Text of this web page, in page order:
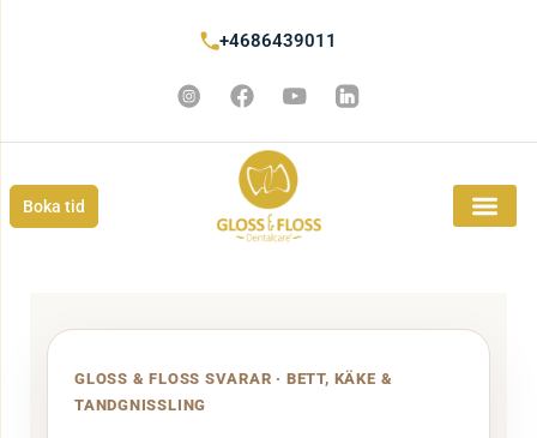
+4686439011
Boka tid
GLOSS & FLOSS SVARAR · BETT, KÄKE &
TANDGNISSLING